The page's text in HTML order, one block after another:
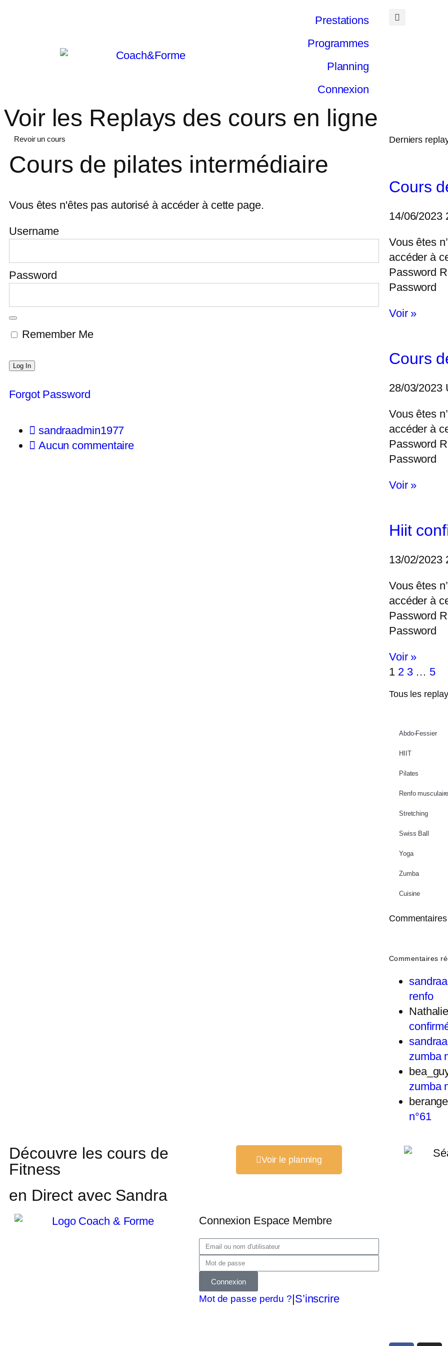
Prestations
Programmes
Planning
Connexion
Voir les Replays des cours en ligne
Revoir un cours
Cours de pilates intermédiaire
Vous êtes n'êtes pas autorisé à accéder à cette page.
Username
Password
Remember Me
Forgot Password
sandraadmin1977
Aucun commentaire
Derniers
Cours
14/06/2023
Vous êtes
accéder à
Password
Password
Voir »
Cours
28/03/2023
Vous êtes
accéder à
Password
Password
Voir »
Hiit
13/02/2023
Vous êtes
accéder à
Password
Password
Voir »
1 2 3 … 5
Tous les
Abdo-Fessier
HIIT
Pilates
Renfo
Stretching
Swiss Ball
Yoga
Zumba
Cuisine
Commentaires
renfo
zumba
zumba
n°61
Découvre les cours de
Fitness
en Direct avec Sandra
Voir le planning
Connexion Espace Membre
Connexion
Mot de passe perdu ?|S’inscrire